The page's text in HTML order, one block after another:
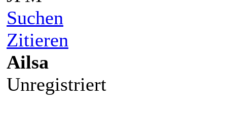
Suchen
Zitieren
Ailsa
Unregistriert